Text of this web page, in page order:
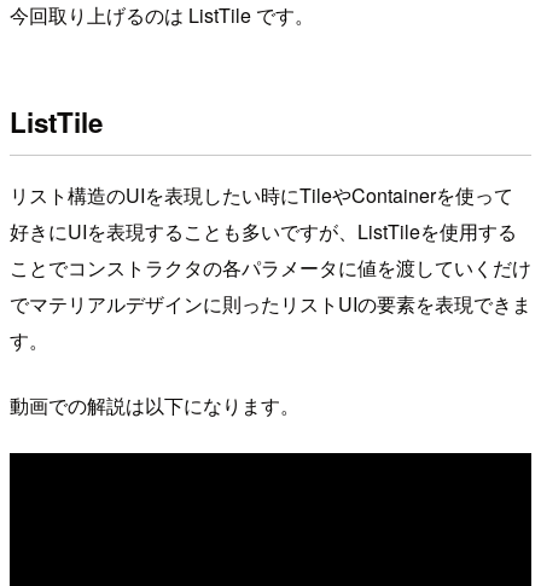
今回取り上げるのは ListTile です。
ListTile
リスト構造のUIを表現したい時にTileやContainerを使って
好きにUIを表現することも多いですが、ListTileを使用する
ことでコンストラクタの各パラメータに値を渡していくだけ
でマテリアルデザインに則ったリストUIの要素を表現できま
す。
動画での解説は以下になります。